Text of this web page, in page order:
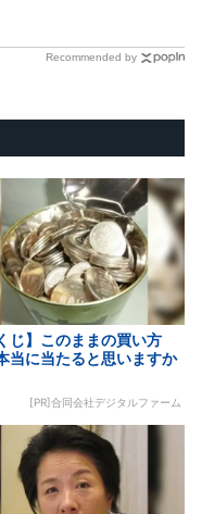
Recommended by
じ】このままの買い方
当に当たると思いますか
[PR]合同会社デジタルファーム